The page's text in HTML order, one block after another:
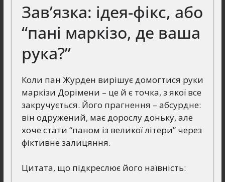
Зав’язка: ідея-фікс, або
“пані маркізо, де ваша
рука?”
Коли пан Журден вирішує домогтися руки
маркізи Дорімени – це й є точка, з якої все
закручується. Його прагнення – абсурдне:
він одружений, має дорослу доньку, але
хоче стати “паном із великої літери” через
фіктивне залицяння.
Цитата, що підкреслює його наївність: